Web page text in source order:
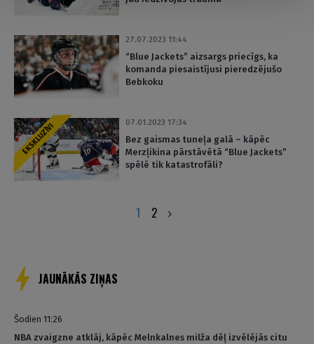
27.07.2023 11:44
“Blue Jackets” aizsargs priecīgs, ka
komanda piesaistījusi pieredzējušo
Bebkoku
EKSKLUZĪVI 07.01.2023 17:34
Bez gaismas tuneļa galā – kāpēc
Merzļikina pārstāvētā “Blue Jackets”
spēlē tik katastrofāli?
1 2
JAUNĀKĀS ZIŅAS
Šodien 11:26
NBA zvaigzne atklāj, kāpēc Melnkalnes milža dēļ izvēlējās citu